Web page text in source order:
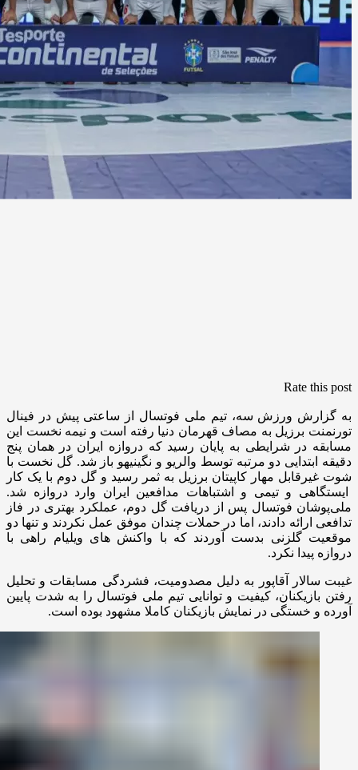
Rate this post
به گزارش ورزش سه، تیم ملی فوتسال از ساعتی پیش در فینال
تورنمنت برزیل به مصاف قهرمان دنیا رفته است و نیمه نخست این
مسابقه در شرایطی به پایان رسید که دروازه ایران در همان پنج
دقیقه ابتدایی دو مرتبه توسط والریو و نگینیهو باز شد. گل نخست با
شوت غیرقابل مهار کاپیتان برزیل به ثمر رسید و گل دوم با یک کار
ایستگاهی و تیمی و اشتباهات مدافعین ایران وارد دروازه شد.
ملی‌پوشان فوتسال پس از دریافت گل دوم، عملکرد بهتری در فاز
تدافعی ارائه دادند، اما در حملات چندان موفق عمل نکردند و تنها دو
موقعیت گلزنی بدست آوردند که با واکنش های ویلیام راهی با
دروازه پیدا نکرد.
غیبت سالار آقاپور به دلیل مصدومیت، فشردگی مسابقات و تحلیل
رفتن بازیکنان، کیفیت و توانایی تیم ملی فوتسال را به شدت پایین
آورده و خستگی در نمایش بازیکنان کاملا مشهود بوده است.